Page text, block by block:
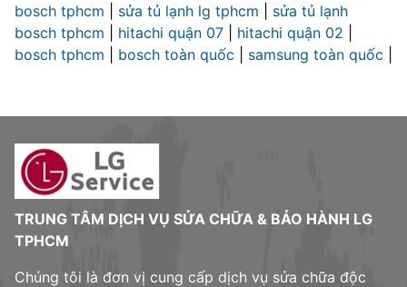
bosch tphcm
sửa tủ lạnh lg tphcm
sửa tủ lạnh
bosch tphcm
hitachi quận 07 hitachi quận 02
bosch tphcm
bosch toàn quốc samsung toàn quốc
TRUNG TÂM DỊCH VỤ SỬA CHỮA & BẢO HÀNH LG
TPHCM
Chúng tôi là đơn vị cung cấp dịch vụ sửa chữa độc